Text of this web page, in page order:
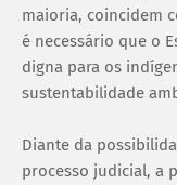
maioria, coincidem
é necessário que o
digna para os
sustentabilidade
Diante da
processo judicial, a